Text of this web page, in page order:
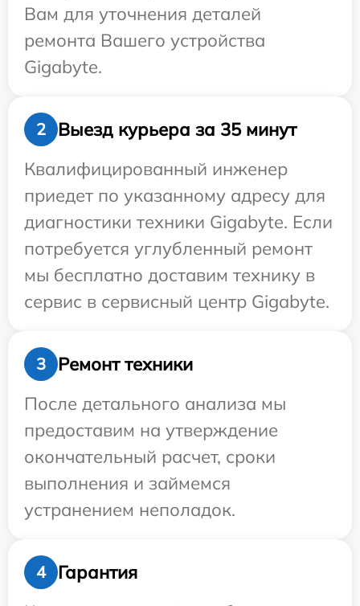
Вам для уточнения деталей
ремонта Вашего устройства
Gigabyte.
2
Выезд курьера за 35 минут
Квалифицированный инженер
приедет по указанному адресу для
диагностики техники Gigabyte. Если
потребуется углубленный ремонт
мы бесплатно доставим технику в
сервис в сервисный центр Gigabyte.
3
Ремонт техники
После детального анализа мы
предоставим на утверждение
окончательный расчет, сроки
выполнения и займемся
устранением неполадок.
4
Гарантия